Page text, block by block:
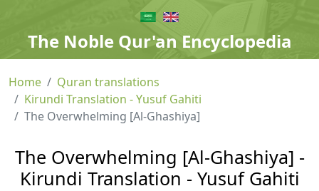
The Noble Qur'an Encyclopedia
Home
Quran translations
Kirundi Translation - Yusuf Gahiti
The Overwhelming [Al-Ghashiya]
The Overwhelming [Al-Ghashiya] -
Kirundi Translation - Yusuf Gahiti